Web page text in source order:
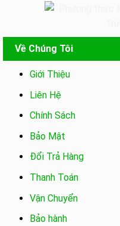
Về Chúng Tôi
Giới Thiệu
Liên Hệ
Chính Sách
Bảo Mật
Đổi Trả Hàng
Thanh Toán
Vận Chuyển
Bảo hành